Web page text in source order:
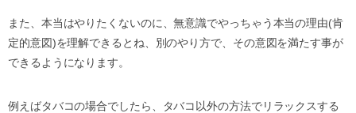
また、本当はやりたくないのに、無意識でやっちゃう本当の理由(肯
定的意図)を理解できるとね、別のやり方で、その意図を満たす事が
できるようになります。
例えばタバコの場合でしたら、タバコ以外の方法でリラックスする